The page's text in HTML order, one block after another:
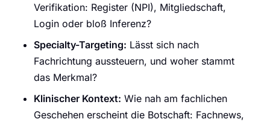
Verifikation: Register (NPI), Mitgliedschaft,
Login oder bloß Inferenz?
Specialty-Targeting: Lässt sich nach
Fachrichtung aussteuern, und woher stammt
das Merkmal?
Klinischer Kontext: Wie nah am fachlichen
Geschehen erscheint die Botschaft: Fachnews,